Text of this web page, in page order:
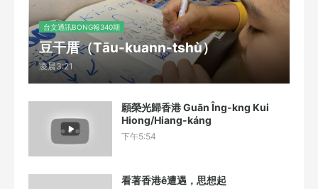
台文通訊BONG報340期
豆干厝（Tāu-kuann-tshù）
凌晨3:21
願榮光歸香港 Guān Îng-kng Kui
Hiong/Hiang-káng
下午5:54
看著香港ê遭遇，思想起